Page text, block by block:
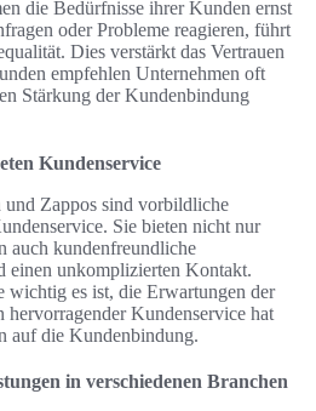
die Bedürfnisse ihrer Kunden ernst
oder Probleme reagieren, führt
Dies verstärkt das Vertrauen
empfehlen Unternehmen oft
Stärkung der Kundenbindung
Kundenservice
Zappos sind vorbildliche
Sie bieten nicht nur
auch kundenfreundliche
einen unkomplizierten Kontakt.
wichtig es ist, die Erwartungen der
Kundenservice hat
auf die Kundenbindung.
in verschiedenen Branchen